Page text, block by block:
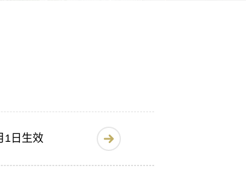
1日生效